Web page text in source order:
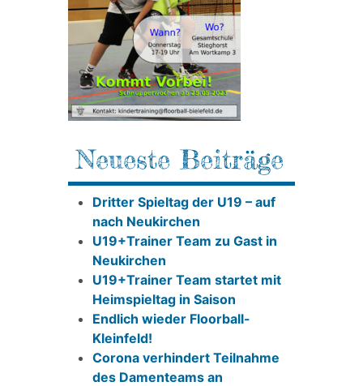
Neueste Beiträge
Dritter Spieltag der U19 – auf
nach Neukirchen
U19+Trainer Team zu Gast in
Neukirchen
U19+Trainer Team startet mit
Heimspieltag in Saison
Endlich wieder Floorball-
Kleinfeld!
Corona verhindert Teilnahme
des Damenteams an